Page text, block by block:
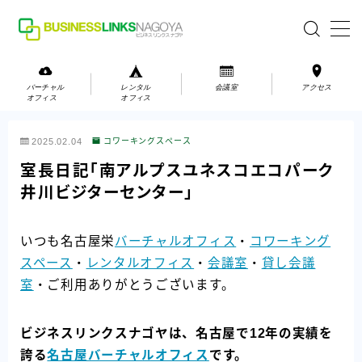
会議室
お問い合わせ
お問い合わせ
アクセス
バーチャル
オフィス
レンタル
オフィス
会議室 アクセス
2025.02.04 コワーキングスペース
室長日記「南アルプスユネスコエコパーク
井川ビジターセンター」
いつも名古屋栄バーチャルオフィス ・ コワーキング
スペース ・ レンタルオフィス ・ 会議室 ・ 貸し会議
室 ・ご利用ありがとうございます。
ビジネスリンクスナゴヤは、名古屋で12年の実績を
誇る名古屋バーチャルオフィス です。